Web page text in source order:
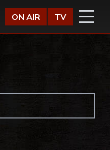
ON AIR TV